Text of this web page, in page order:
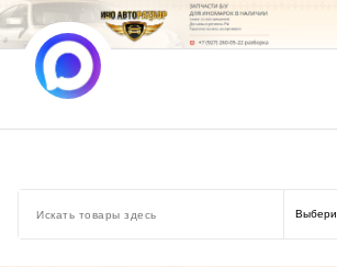
Перейти
к
содержимому